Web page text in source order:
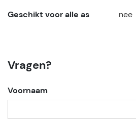
Geschikt voor alle as
nee
Vragen?
Voornaam